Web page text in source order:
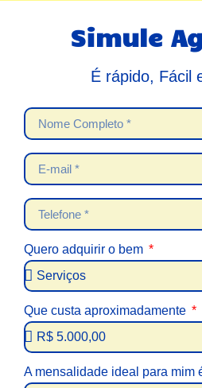
Simule
É rápido, Fácil
Quero adquirir o bem
Que custa aproximadamente
A mensalidade ideal para mim